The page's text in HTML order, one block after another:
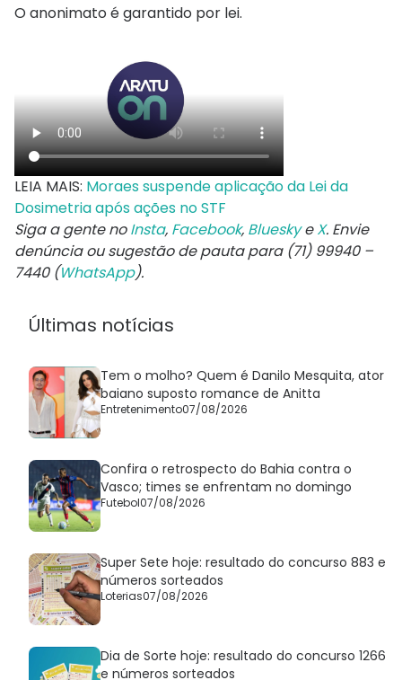
O anonimato é garantido por lei.
LEIA MAIS: Moraes suspende aplicação da Lei da
Dosimetria após ações no STF
Siga a gente noInsta, Facebook, BlueskyeX. Envie
denúncia ou sugestão de pauta para (71) 99940 –
7440 (WhatsApp).
Últimas notícias
Tem o molho? Quem é Danilo Mesquita, ator
baiano suposto romance de Anitta
Entretenimento07/08/2026
Confira o retrospecto do Bahia contra o
Vasco; times se enfrentam no domingo
Futebol07/08/2026
Super Sete hoje: resultado do concurso 883 e
números sorteados
Loterias07/08/2026
Dia de Sorte hoje: resultado do concurso 1266
e números sorteados